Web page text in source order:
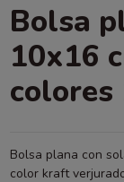
Bolsa
10x16
colores
Bolsa plana con
color kraft